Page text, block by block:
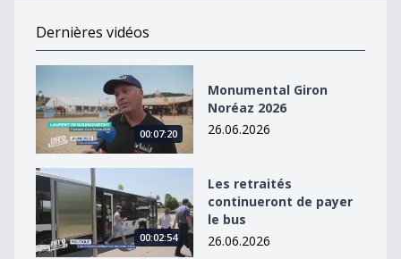
Dernières vidéos
Monumental Giron Noréaz 2026
00:07:20
Monumental Giron
Noréaz 2026
26.06.2026
Les retraités continueront de payer le bus
00:02:54
Les retraités
continueront de payer
le bus
26.06.2026